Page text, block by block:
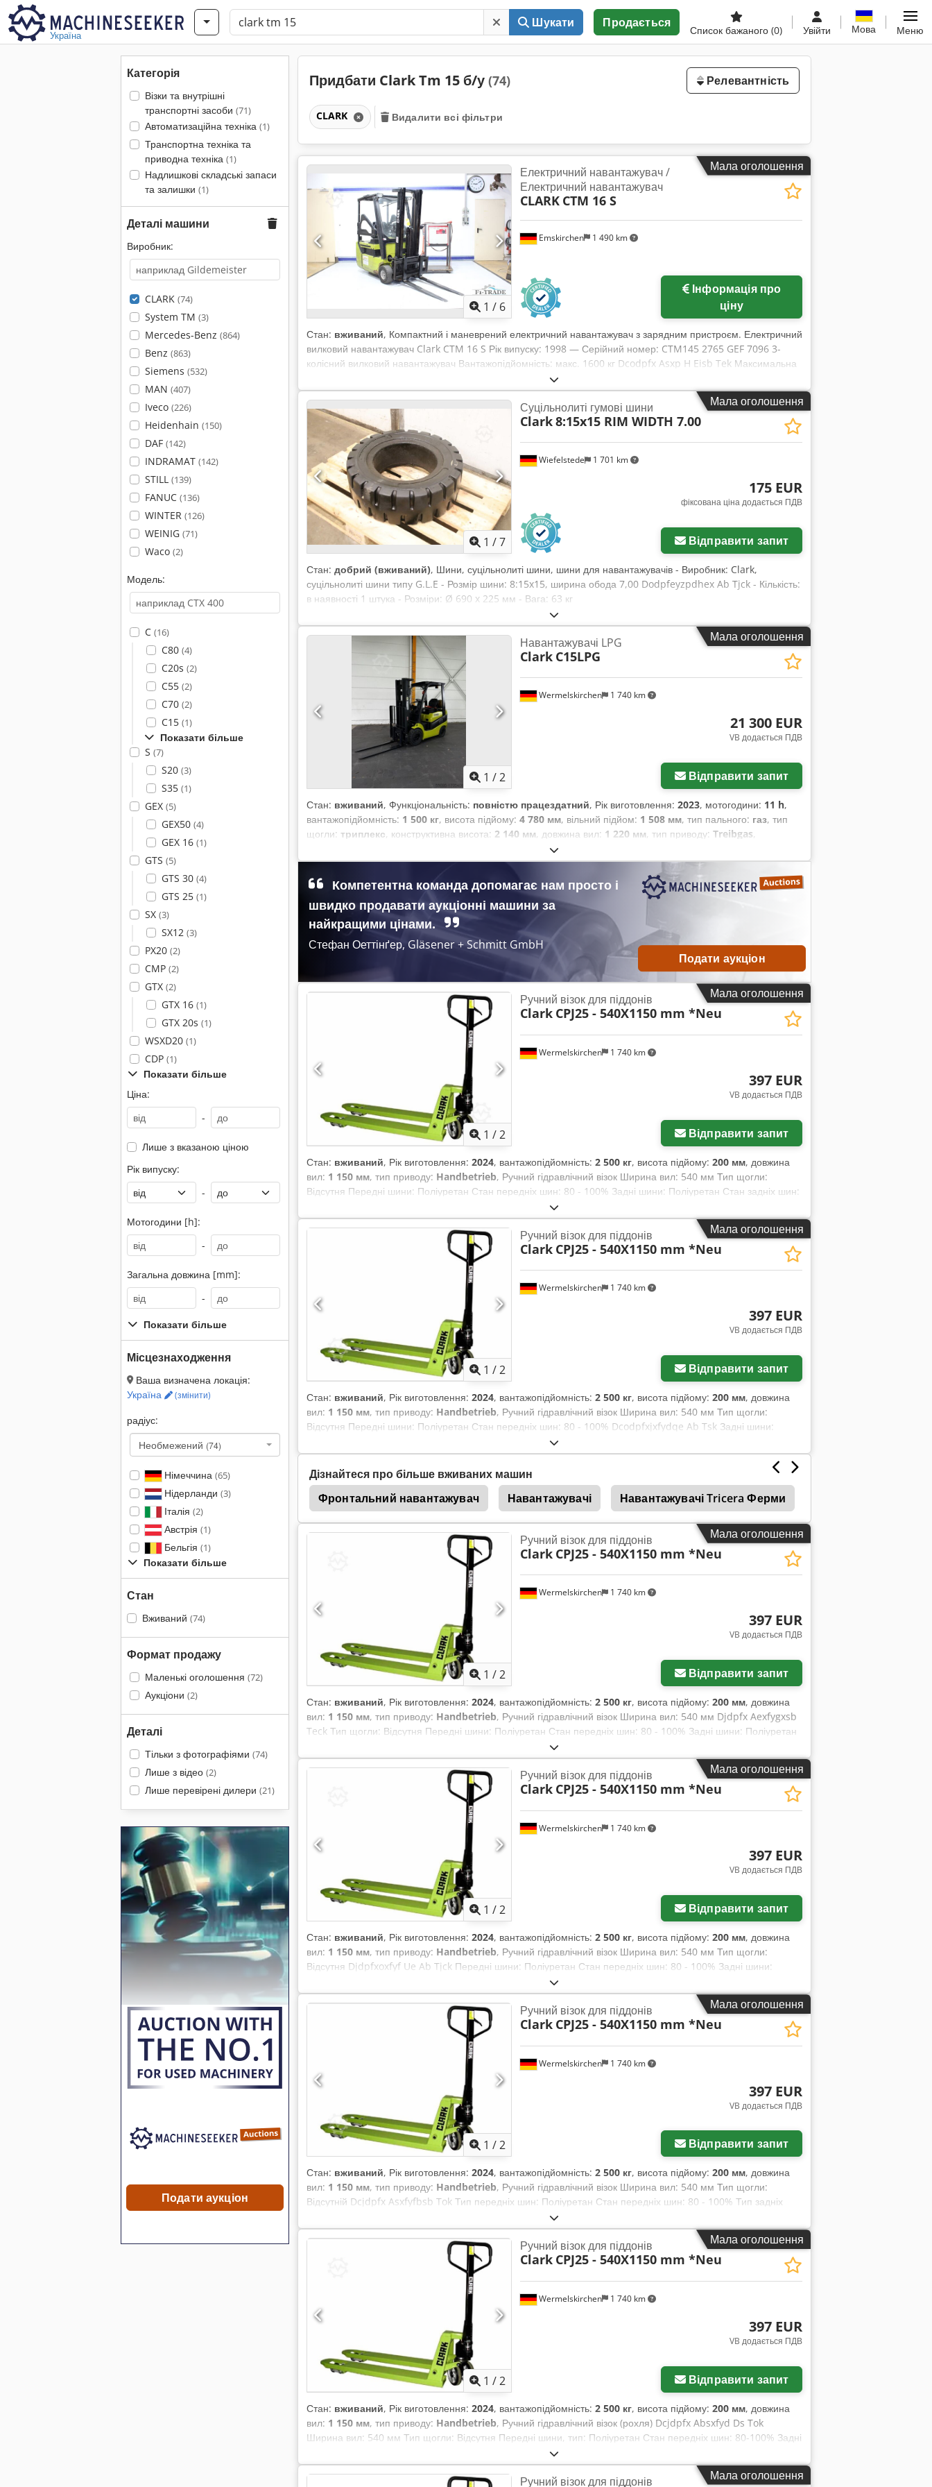
Україна
Шукати Продається
Список бажаного (0) Увійти Мова Меню
Категорія
Візки та внутрішні
транспортні засоби (71)
Автоматизаційна техніка (1)
Транспортна техніка та
приводна техніка (1)
Надлишкові складські запаси
та залишки (1)
Деталі машини
Виробник:
CLARK (74)
System TM (3)
Mercedes-Benz (864)
Benz (863)
Siemens (532)
MAN (407)
Iveco (226)
Heidenhain (150)
DAF (142)
INDRAMAT (142)
STILL (139)
FANUC (136)
WINTER (126)
WEINIG (71)
Waco (2)
Модель:
C (16)
C80 (4)
C20s (2)
C55 (2)
C70 (2)
C15 (1)
Показати більше
S (7)
S20 (3)
S35 (1)
GEX (5)
GEX50 (4)
GEX 16 (1)
GTS (5)
GTS 30 (4)
GTS 25 (1)
SX (3)
SX12 (3)
PX20 (2)
CMP (2)
GTX (2)
GTX 16 (1)
GTX 20s (1)
WSXD20 (1)
CDP (1)
Показати більше
Ціна:
-
Лише з вказаною ціною
Рік випуску:
-
Мотогодини [h]:
-
Загальна довжина [mm]:
-
Показати більше
Місцезнаходження
Ваша визначена локація:
Україна
(змінити)
радіус:
Необмежений (74)
Німеччина (65)
Нідерланди (3)
Італія (2)
Австрія (1)
Бельгія (1)
Показати більше
Стан
Вживаний (74)
Формат продажу
Маленькі оголошення (72)
Аукціони (2)
Деталі
Тільки з фотографіями (74)
Лише з відео (2)
Лише перевірені дилери (21)
Подати аукціон
Придбати Clark Tm 15 б/у (74) Релевантність
CLARK Видалити всі фільтри
Мала оголошення
1 / 6
Emskirchen 1 490 km
Електричний навантажувач /
Електричний навантажувач
CLARK CTM 16 S
ціну
Стан: вживаний, Компактний і маневрений електричний навантажувач з зарядним пристроєм. Електричний
вилковий навантажувач Clark CTM 16 S Рік випуску: 1998 — Серійний номер: CTM145 2765 GEF 7096 3-
колісний вилковий навантажувач Вантажопідйомність: макс. 1600 кг Dcodpfx Asxp H Eisb Tek Максимальна
висота підйому: 3300 мм Точка навантаження: 500 мм Власна вага: 3138 кг З зарядним пристроєм Онлайн-
відео-огляд через WhatsApp, MS Zoom або Telegram. Є в наявності у Емскірхені/Нюрнберзі — доступний
негайно — можливість тестування.
Мала оголошення
1 /7
Wiefelstede 1 701 km
Суцільнолиті гумові шини
Clark8:15x15 RIM WIDTH 7.00
175 EUR
фіксована ціна додається ПДВ
Відправити запит
Стан: добрий (вживаний), Шини, суцільнолиті шини, шини для навантажувачів - Виробник: Clark,
суцільнолиті шини типу G.L.E - Розмір шини: 8:15x15, ширина обода 7,00 Dodpfeyzpdhex Ab Tjck - Кількість:
в наявності 1 штука - Розміри: Ø 690 x 225 мм - Вага: 63 кг
Мала оголошення
Запросити більше
1 /2
Wermelskirchen 1 740 km
Навантажувачі LPG
Clark C15LPG
21 300 EUR
VB додається ПДВ
Відправити запит
Стан: вживаний, Функціональність: повністю працездатний, Рік виготовлення: 2023, мотогодини: 11 h,
вантажопідйомність: 1 500 кг, висота підйому: 4 780 мм, вільний підйом: 1 508 мм, тип пального: газ, тип
щогли: триплекс, конструктивна висота: 2 140 мм, довжина вил: 1 220 мм, тип приводу: Treibgas,
Газобалонний навантажувач Dcjdpfx Absukrpio Tjk ISO клас: ISO клас 2 = 1 000 – 2 500 кг Тип щогли:
Триплекс Коробка передач: Гідротрансформатор Технічний стан: Новий Передні шини тип: Супереластик
Передні шини стан: 80 – 100 % Задні шини тип: Супереластик Задні шини стан: 80 – 100 % Освітлення,
подібне до STVZO, сигнал заднього ходу, жовтий проблисковий маяк
Компетентна команда допомагає нам просто і
швидко продавати аукціонні машини за
найкращими цінами.
Стефан Оеттінґер, Gläsener + Schmitt GmbH
Подати аукціон
Мала оголошення
Запросити більше
1 /2
Wermelskirchen 1 740 km
Ручний візок для піддонів
Clark CPJ25 - 540X1150 mm *Neu
397 EUR
VB додається ПДВ
Відправити запит
Стан: вживаний, Рік виготовлення: 2024, вантажопідйомність: 2 500 кг, висота підйому: 200 мм, довжина
вил: 1 150 мм, тип приводу: Handbetrieb, Ручний гідравлічний візок Ширина вил: 540 мм Тип щогли:
Відсутня Передні шини: Поліуретан Стан передніх шин: 80 - 100% Задні шини: Поліуретан Стан задніх шин:
Мала оголошення
Запросити більше
1 /2
Wermelskirchen 1 740 km
Ручний візок для піддонів
Clark CPJ25 - 540X1150 mm *Neu
397 EUR
VB додається ПДВ
Відправити запит
Стан: вживаний, Рік виготовлення: 2024, вантажопідйомність: 2 500 кг, висота підйому: 200 мм, довжина
вил: 1 150 мм, тип приводу: Handbetrieb, Ручний гідравлічний візок Ширина вил: 540 мм Тип щогли:
Відсутня Передні шини: Поліуретан Стан передніх шин: 80 - 100% Dcodpfxjxfydqe Ab Tsk Задні шини:
Дізнайтеся про більше вживаних машин
Фронтальний навантажувач
Навантажувачі Навантажувачі Tricera Ферми
Сітка Прокатки Візок Таблиця Візок
Мала оголошення
Запросити більше
1 /2
Wermelskirchen 1 740 km
Ручний візок для піддонів
Clark CPJ25 - 540X1150 mm *Neu
397 EUR
VB додається ПДВ
Відправити запит
Стан: вживаний, Рік виготовлення: 2024, вантажопідйомність: 2 500 кг, висота підйому: 200 мм, довжина
вил: 1 150 мм, тип приводу: Handbetrieb, Ручний гідравлічний візок Ширина вил: 540 мм Djdpfx Aexfygxsb
Teck Тип щогли: Відсутня Передні шини: Поліуретан Стан передніх шин: 80 - 100% Задні шини: Поліуретан
Мала оголошення
Запросити більше
1 /2
Wermelskirchen 1 740 km
Ручний візок для піддонів
Clark CPJ25 - 540X1150 mm *Neu
397 EUR
VB додається ПДВ
Відправити запит
Стан: вживаний, Рік виготовлення: 2024, вантажопідйомність: 2 500 кг, висота підйому: 200 мм, довжина
вил: 1 150 мм, тип приводу: Handbetrieb, Ручний гідравлічний візок Ширина вил: 540 мм Тип щогли:
Відсутня Djdpfxoxfyf Ue Ab Tjck Передні шини: Поліуретан Стан передніх шин: 80 - 100% Задні шини:
Мала оголошення
Запросити більше
1 /2
Wermelskirchen 1 740 km
Ручний візок для піддонів
Clark CPJ25 - 540X1150 mm *Neu
397 EUR
VB додається ПДВ
Відправити запит
Стан: вживаний, Рік виготовлення: 2024, вантажопідйомність: 2 500 кг, висота підйому: 200 мм, довжина
вил: 1 150 мм, тип приводу: Handbetrieb, Ручний гідравлічний візок Ширина вил: 540 мм Тип щогли:
Відсутній Dcjdpfx Asxfyfbsb Tok Тип передніх шин: Поліуретан Стан передніх шин: 80 - 100% Тип задніх
Мала оголошення
Запросити більше
1 /2
Wermelskirchen 1 740 km
Ручний візок для піддонів
Clark CPJ25 - 540X1150 mm *Neu
397 EUR
VB додається ПДВ
Відправити запит
Стан: вживаний, Рік виготовлення: 2024, вантажопідйомність: 2 500 кг, висота підйому: 200 мм, довжина
вил: 1 150 мм, тип приводу: Handbetrieb, Ручний гідравлічний візок (рохля) Dcjdpfx Absxfyd Ds Tok
Ширина вил: 540 мм Тип щогли: Відсутня Передні шини, тип: Поліуретан Стан передніх шин: 80-100% Задні
Мала оголошення
Ручний візок для піддонів